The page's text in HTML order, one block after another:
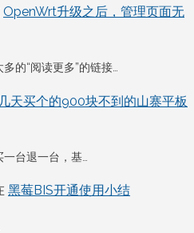
OpenWrt升级之后，管理页面无
的“阅读更多”的链接…
天买个的900块不到的山寨平板
台退一台，基…
黑莓BIS开通使用小结